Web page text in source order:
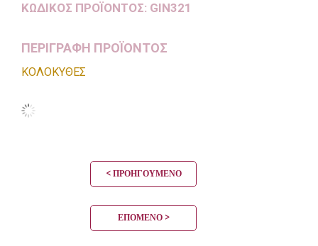
ΚΩΔΙΚΌΣ ΠΡΟΪΌΝΤΟΣ: GIN321
ΠΕΡΙΓΡΑΦΗ ΠΡΟΪΟΝΤΟΣ
ΚΟΛΟΚΥΘΕΣ
< ΠΡΟΗΓΟΎΜΕΝΟ
ΕΠΌΜΕΝΟ >